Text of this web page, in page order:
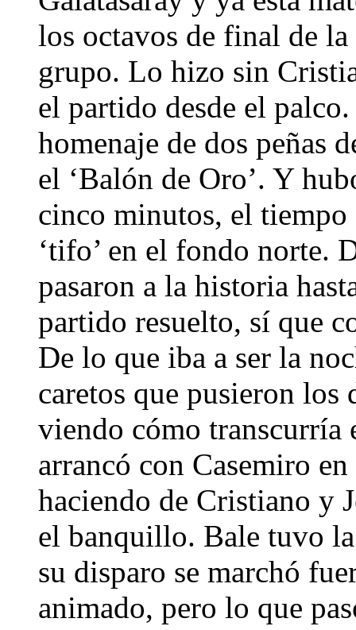
los octavos de final de
grupo. Lo hizo sin
el partido desde el
homenaje de dos peñas
el ‘Balón de Oro’. Y
cinco minutos, el tiempo
‘tifo’ en el fondo norte.
pasaron a la historia
partido resuelto, sí que
De lo que iba a ser la
caretos que pusieron los
viendo cómo transcurría
arrancó con Casemiro
haciendo de Cristiano y
el banquillo. Bale tuvo
su disparo se marchó
animado, pero lo que